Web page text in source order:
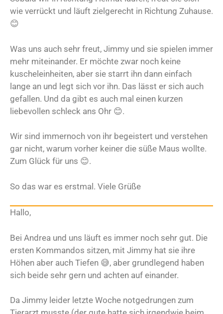
wie verrückt und läuft zielgerecht in Richtung Zuhause.
😊
Was uns auch sehr freut, Jimmy und sie spielen immer
mehr miteinander. Er möchte zwar noch keine
kuscheleinheiten, aber sie starrt ihn dann einfach
lange an und legt sich vor ihn. Das lässt er sich auch
gefallen. Und da gibt es auch mal einen kurzen
liebevollen schleck ans Ohr 😊.
Wir sind immernoch von ihr begeistert und verstehen
gar nicht, warum vorher keiner die süße Maus wollte.
Zum Glück für uns 😊.
So das war es erstmal. Viele Grüße
Hallo,
Bei Andrea und uns läuft es immer noch sehr gut. Die
ersten Kommandos sitzen, mit Jimmy hat sie ihre
Höhen aber auch Tiefen 😅, aber grundlegend haben
sich beide sehr gern und achten auf einander.
Da Jimmy leider letzte Woche notgedrungen zum